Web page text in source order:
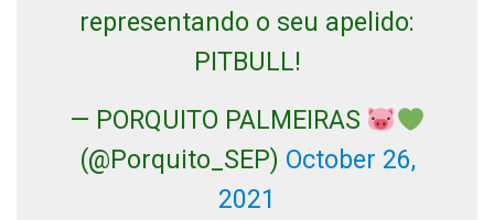
representando o seu apelido:
PITBULL!
— PORQUITO PALMEIRAS
(@Porquito_SEP) October 26,
2021